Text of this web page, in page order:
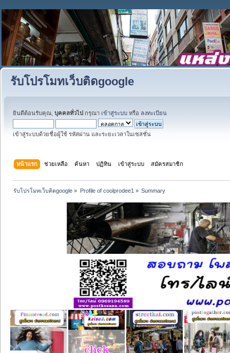
รับโปรโมทเว็บติดgoogle
ยินดีต้อนรับคุณ, บุคคลทั่วไป กรุณา เข้าสู่ระบบ หรือ ลงทะเบียน
เข้าสู่ระบบด้วยชื่อผู้ใช้ รหัสผ่าน และระยะเวลาในเซสชั่น
หน้าแรก ช่วยเหลือ ค้นหา ปฏิทิน เข้าสู่ระบบ สมัครสมาชิก
รับโปรโมทเว็บติดgoogle » Profile of coolprodee1 » Summary